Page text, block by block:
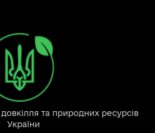
довкілля та природних ресурсів
України